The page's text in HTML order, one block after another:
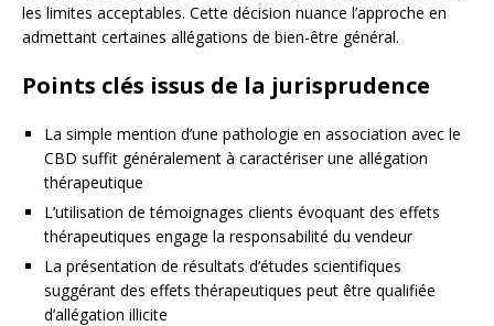
les limites acceptables. Cette décision nuance l’approche en
admettant certaines allégations de bien-être général.
Points clés issus de la jurisprudence
La simple mention d’une pathologie en association avec le
CBD suffit généralement à caractériser une allégation
thérapeutique
L’utilisation de témoignages clients évoquant des effets
thérapeutiques engage la responsabilité du vendeur
La présentation de résultats d’études scientifiques
suggérant des effets thérapeutiques peut être qualifiée
d’allégation illicite